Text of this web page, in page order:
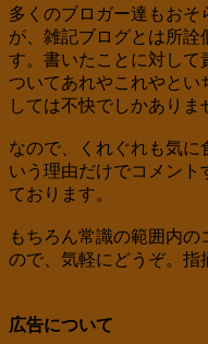
多くのブロガー達もおそ
が、雑記ブログとは所
す。書いたことに対して
ついてあれやこれやとい
しては不快でしかありま
なので、くれぐれも気に
いう理由だけでコメント
ております。
もちろん常識の範囲内
ので、気軽にどうぞ。指
広告について